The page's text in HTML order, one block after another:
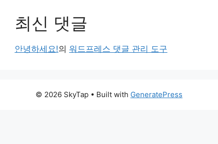
최신 댓글
안녕하세요!의 워드프레스 댓글 관리 도구
© 2026 SkyTap • Built with GeneratePress